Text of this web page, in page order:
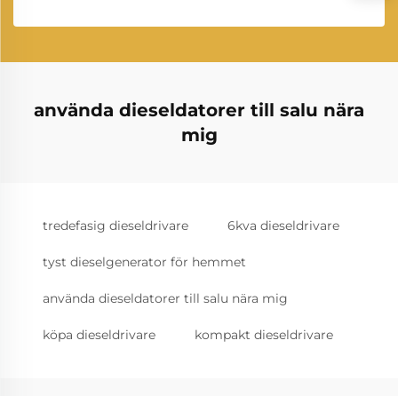
använda dieseldatorer till salu nära
mig
tredefasig dieseldrivare 6kva dieseldrivare
tyst dieselgenerator för hemmet
använda dieseldatorer till salu nära mig
köpa dieseldrivare kompakt dieseldrivare